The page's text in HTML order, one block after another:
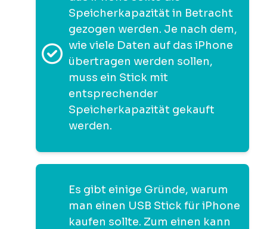
Speicherkapazität in Betracht
gezogen werden. Je nach dem,
wie viele Daten auf das iPhone
übertragen werden sollen,
muss ein Stick mit
entsprechender
Speicherkapazität gekauft
werden.
Es gibt einige Gründe, warum
man einen USB Stick für iPhone
kaufen sollte. Zum einen kann